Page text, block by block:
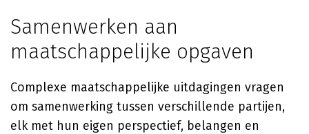
Samenwerken aan
maatschappelijke opgaven
Complexe maatschappelijke uitdagingen vragen
om samenwerking tussen verschillende partijen,
elk met hun eigen perspectief, belangen en